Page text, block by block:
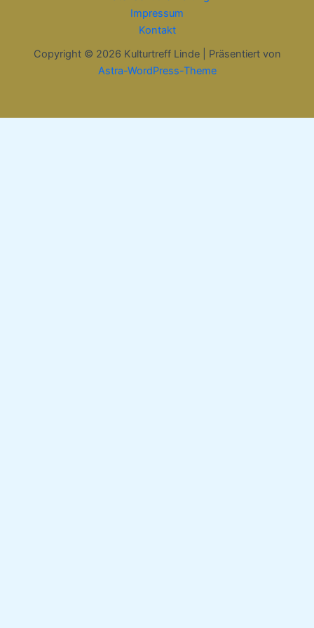
Impressum
Kontakt
Copyright © 2026 Kulturtreff Linde | Präsentiert von
Astra-WordPress-Theme